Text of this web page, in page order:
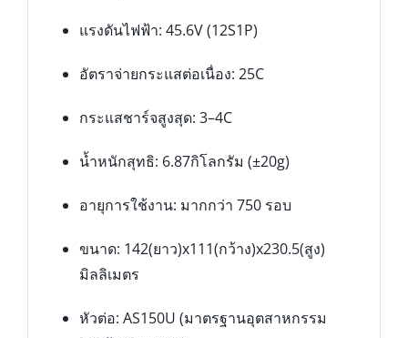
แรงดันไฟฟ้า: 45.6V (12S1P)
อัตราจ่ายกระแสต่อเนื่อง: 25C
กระแสชาร์จสูงสุด: 3–4C
น้ำหนักสุทธิ: 6.87กิโลกรัม (±20g)
อายุการใช้งาน: มากกว่า 750 รอบ
ขนาด: 142(ยาว)x111(กว้าง)x230.5(สูง)
มิลลิเมตร
หัวต่อ: AS150U (มาตรฐานอุตสาหกรรม